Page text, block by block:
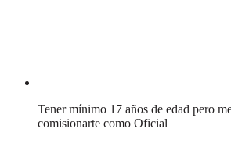
Tener mínimo 17 años de edad pero
comisionarte como Oficial